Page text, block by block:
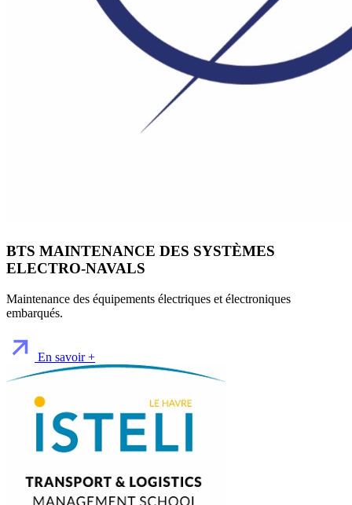
BTS MAINTENANCE DES SYSTÈMES
ELECTRO-NAVALS
Maintenance des équipements électriques et électroniques
embarqués.
En savoir +